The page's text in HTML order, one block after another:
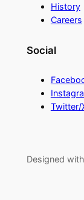
History
Careers
Social
Twitter/
Designed with